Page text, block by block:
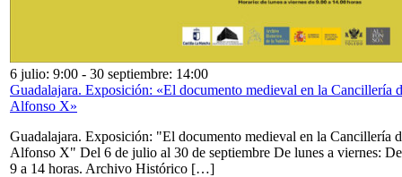
6 julio: 9:00 - 30 septiembre: 14:00
Guadalajara. Exposición: «El documento medieval en la Cancillería
Alfonso X»
Guadalajara. Exposición: "El documento medieval en la Cancillería
Alfonso X" Del 6 de julio al 30 de septiembre De lunes a viernes: De
9 a 14 horas. Archivo Histórico […]